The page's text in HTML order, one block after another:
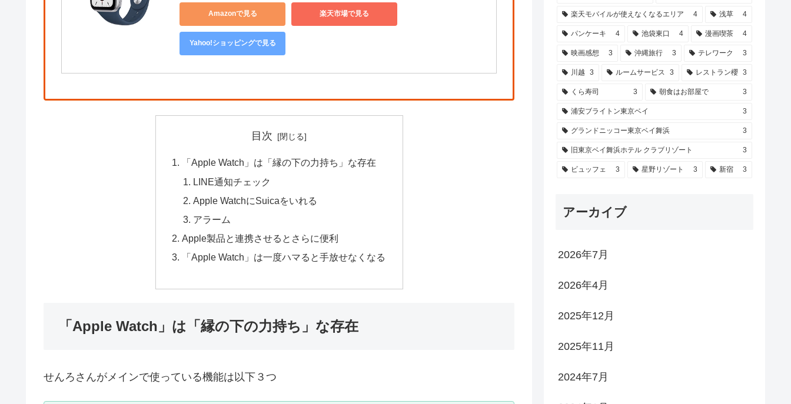
Amazonで見る 楽天市場で見る
Yahoo!ショッピングで見る
目次
「Apple Watch」は「縁の下の力持ち」な存在
LINE通知チェック
Apple WatchにSuicaをいれる
アラーム
Apple製品と連携させるとさらに便利
「Apple Watch」は一度ハマると手放せなくなる
「Apple Watch」は「縁の下の力持ち」な存在
せんろさんがメインで使っている機能は以下３つ
楽天モバイルが使えなくなるエリア 4 浅草 4
パンケーキ 4 池袋東口 4 漫画喫茶 4
映画感想 3 沖縄旅行 3 テレワーク 3
川越 3 ルームサービス 3 レストラン櫻 3
くら寿司 3 朝食はお部屋で 3
浦安ブライトン東京ベイ 3
グランドニッコー東京ベイ舞浜 3
旧東京ベイ舞浜ホテル クラブリゾート 3
ビュッフェ 3 星野リゾート 3 新宿 3
アーカイブ
2026年7月
2026年4月
2025年12月
2025年11月
2024年7月